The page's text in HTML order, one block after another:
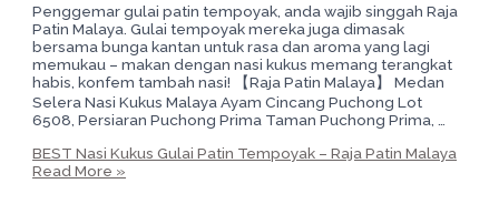
Penggemar gulai patin tempoyak, anda wajib singgah Raja
Patin Malaya. Gulai tempoyak mereka juga dimasak
bersama bunga kantan untuk rasa dan aroma yang lagi
memukau – makan dengan nasi kukus memang terangkat
habis, konfem tambah nasi! 【Raja Patin Malaya】 Medan
Selera Nasi Kukus Malaya Ayam Cincang Puchong Lot
6508, Persiaran Puchong Prima Taman Puchong Prima, …
BEST Nasi Kukus Gulai Patin Tempoyak – Raja Patin Malaya
Read More »